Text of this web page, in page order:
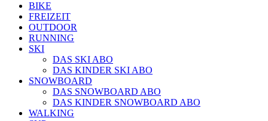
BIKE
FREIZEIT
OUTDOOR
RUNNING
SKI
DAS SKI ABO
DAS KINDER SKI ABO
SNOWBOARD
DAS SNOWBOARD ABO
DAS KINDER SNOWBOARD ABO
WALKING